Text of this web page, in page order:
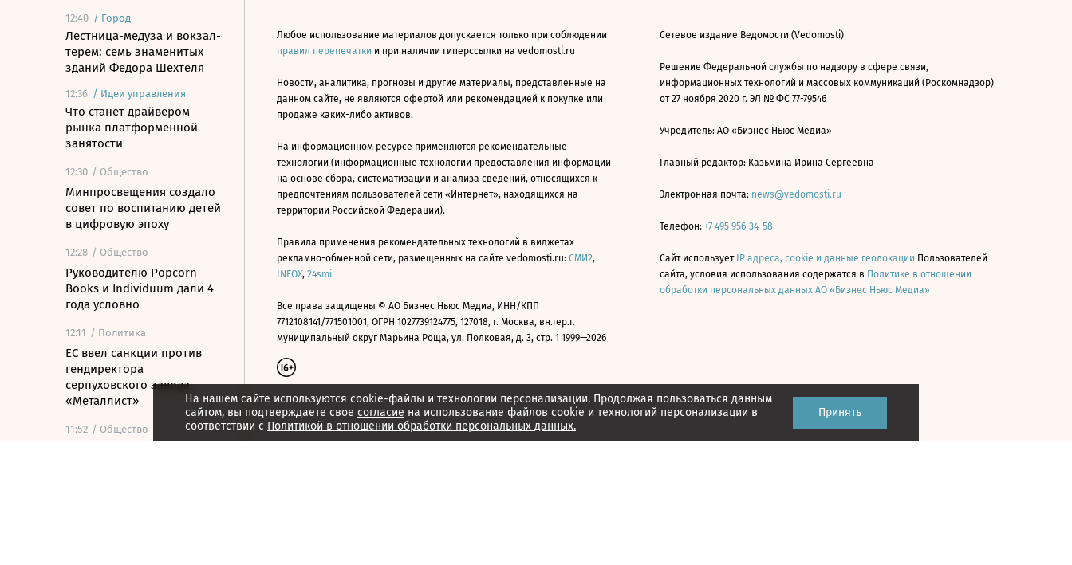
12:40 / Город
Лестница-медуза и вокзал-
терем: семь знаменитых
зданий Федора Шехтеля
12:36 / Идеи управления
Что станет драйвером
рынка платформенной
занятости
12:30 / Общество
Минпросвещения создало
совет по воспитанию детей
в цифровую эпоху
12:28 / Общество
Руководителю Popcorn
Books и Individuum дали 4
года условно
12:11 / Политика
ЕС ввел санкции против
гендиректора
серпуховского завода
«Металлист»
11:52 / Общество
На нашем сайте используются cookie-файлы и технологии персонализации. Продолжая пользоваться данным
сайтом, вы подтверждаете свое согласие на использование файлов cookie и технологий персонализации в
соответствии с Политикой в отношении обработки персональных данных.
Принять
Любое использование материалов допускается только при соблюдении
правил перепечатки и при наличии гиперссылки на vedomosti.ru
Новости, аналитика, прогнозы и другие материалы, представленные на
данном сайте, не являются офертой или рекомендацией к покупке или
продаже каких-либо активов.
На информационном ресурсе применяются рекомендательные
технологии (информационные технологии предоставления информации
на основе сбора, систематизации и анализа сведений, относящихся к
предпочтениям пользователей сети «Интернет», находящихся на
территории Российской Федерации).
Правила применения рекомендательных технологий в виджетах
рекламно-обменной сети, размещенных на сайте vedomosti.ru: СМИ2,
INFOX, 24smi
Все права защищены © АО Бизнес Ньюс Медиа, ИНН/КПП
7712108141/771501001, ОГРН 1027739124775, 127018, г. Москва, вн.тер.г.
муниципальный округ Марьина Роща, ул. Полковая, д. 3, стр. 1 1999—2026
Сетевое издание Ведомости (Vedomosti)
Решение Федеральной службы по надзору в сфере связи,
информационных технологий и массовых коммуникаций (Роскомнадзор)
от 27 ноября 2020 г. ЭЛ № ФС 77-79546
Учредитель: АО «Бизнес Ньюс Медиа»
Главный редактор: Казьмина Ирина Сергеевна
Электронная почта: news@vedomosti.ru
Телефон: +7 495 956-34-58
Сайт использует IP адреса, cookie и данные геолокации Пользователей
сайта, условия использования содержатся в Политике в отношении
обработки персональных данных АО «Бизнес Ньюс Медиа»